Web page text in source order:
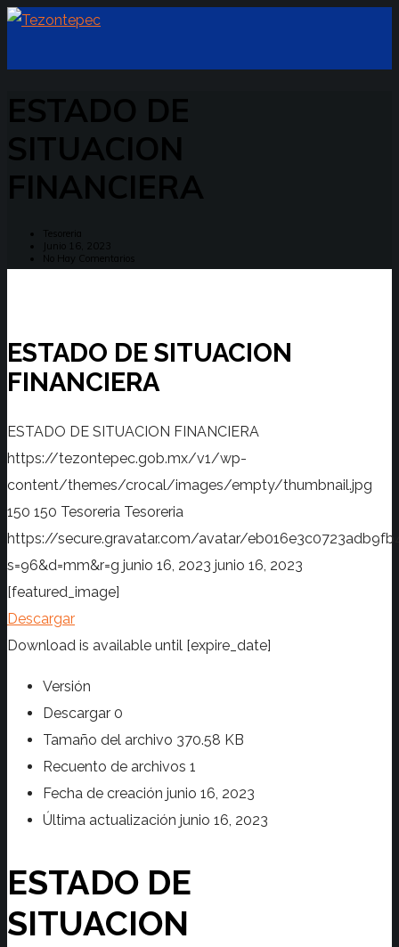
ESTADO DE
SITUACION
FINANCIERA
Tesoreria
Junio 16, 2023
No Hay Comentarios
ESTADO DE SITUACION
FINANCIERA
ESTADO DE SITUACION FINANCIERA
https://tezontepec.gob.mx/v1/wp-
content/themes/crocal/images/empty/thumbnail.jpg
150 150 Tesoreria Tesoreria
https://secure.gravatar.com/avatar/
s=96&d=mm&r=g junio 16, 2023 junio 16, 2023
[featured_image]
Descargar
Download is available until [expire_date]
Versión
Descargar 0
Tamaño del archivo 370.58 KB
Recuento de archivos 1
Fecha de creación junio 16, 2023
Última actualización junio 16, 2023
ESTADO DE
SITUACION